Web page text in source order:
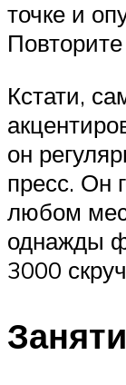
точке и
Кстати,
он
пресс. Он
любом
однажды
3000